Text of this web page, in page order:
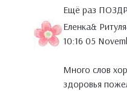
Ещё раз
Eленка&
10:16 05
Много слов
здоровья